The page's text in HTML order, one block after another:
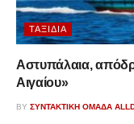
ΤΑΞΊΔΙΑ
Αστυπάλαια,
Αιγαίου»
BY ΣΥΝΤΑΚΤΙΚΉ ΟΜΆΔΑ